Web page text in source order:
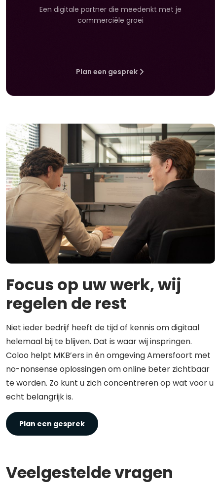
Een digitale partner die meedenkt met je
commerciële groei
Plan een gesprek
Focus op uw werk, wij
regelen de rest
Niet ieder bedrijf heeft de tijd of kennis om digitaal
helemaal bij te blijven. Dat is waar wij inspringen.
Coloo helpt MKB’ers in én omgeving Amersfoort met
no-nonsense oplossingen om online beter zichtbaar
te worden. Zo kunt u zich concentreren op wat voor u
echt belangrijk is.
Plan een gesprek
Veelgestelde vragen